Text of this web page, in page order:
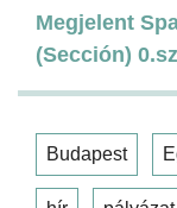
Megjelent
(Sección)
Budapest